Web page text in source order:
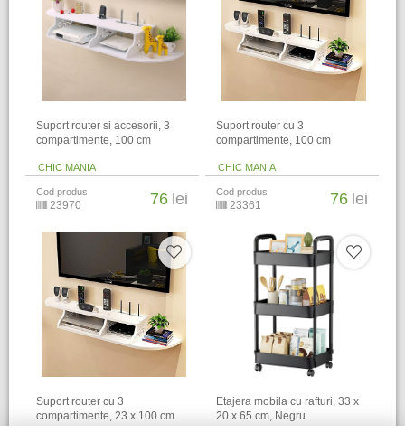
Suport router si accesorii, 3
compartimente, 100 cm
CHIC MANIA
Cod produs
23970 76 lei
Suport router cu 3
compartimente, 100 cm
CHIC MANIA
Cod produs
23361 76 lei
Suport router cu 3
compartimente, 23 x 100 cm
Etajera mobila cu rafturi, 33 x
20 x 65 cm, Negru